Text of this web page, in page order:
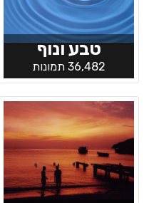
טבע ונוף
36,482 תמונות